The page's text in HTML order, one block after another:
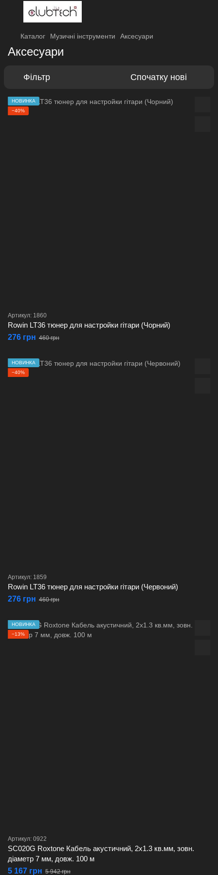
Каталог Музичні інструменти Аксесуари
Аксесуари
Фільтр Спочатку нові
НОВИНКА
−40%
Артикул: 1860
Rowin LT36 тюнер для настройки гітари (Чорний)
276 грн 460 грн
НОВИНКА
−40%
Артикул: 1859
Rowin LT36 тюнер для настройки гітари (Червоний)
276 грн 460 грн
НОВИНКА
−13%
Артикул: 0922
SC020G Roxtone Кабель акустичний, 2х1.3 кв.мм, зовн.
діаметр 7 мм, довж. 100 м
5 167 грн 5 942 грн